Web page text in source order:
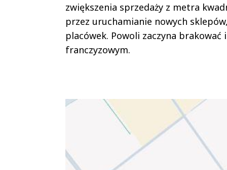
zwiększenia sprzedaży z metra
przez uruchamianie nowych
placówek. Powoli zaczyna
franczyzowym.